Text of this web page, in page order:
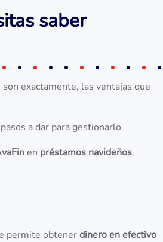
saber
son exactamente, las ventajas que
a dar para gestionarlo.
en préstamos navideños.
permite obtenerdinero en efectivo